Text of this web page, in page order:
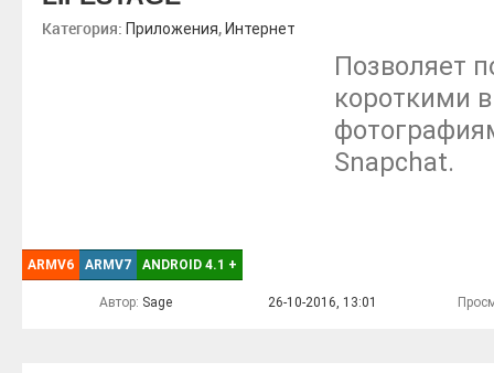
Категория: Приложения, Интернет
Позволяет
короткими
Snapchat.
ARMV6 ARMV7 ANDROID 4.1 +
Автор: Sage 26-10-2016, 13:01